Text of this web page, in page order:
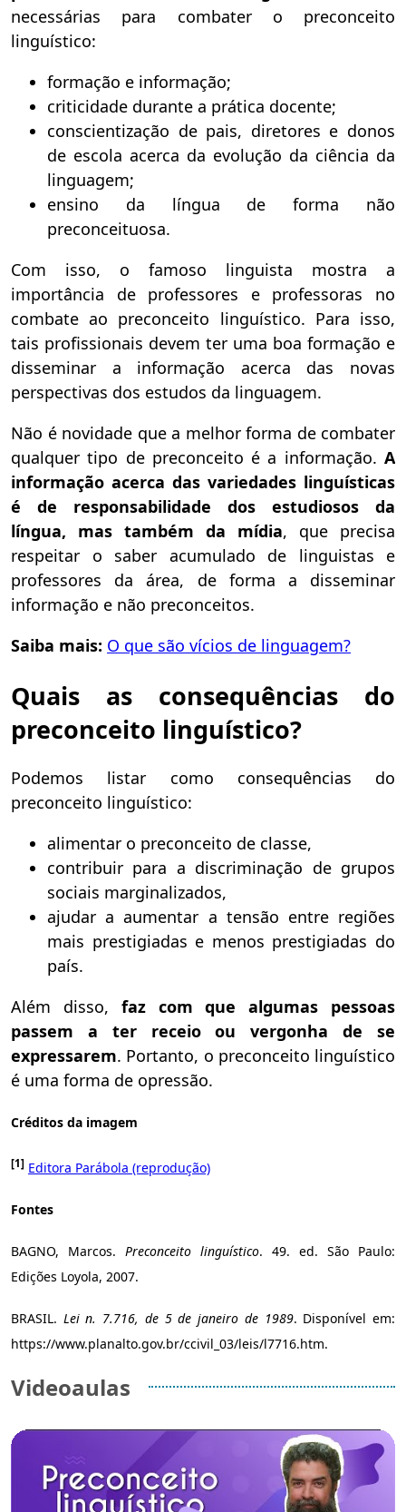
necessárias para combater o preconceito
linguístico:
formação e informação;
criticidade durante a prática docente;
conscientização de pais, diretores e donos
de escola acerca da evolução da ciência da
linguagem;
ensino da língua de forma não
preconceituosa.
Com isso, o famoso linguista mostra a
importância de professores e professoras no
combate ao preconceito linguístico. Para isso,
tais profissionais devem ter uma boa formação e
disseminar a informação acerca das novas
perspectivas dos estudos da linguagem.
Não é novidade que a melhor forma de combater
qualquer tipo de preconceito é a informação. A
informação acerca das variedades linguísticas
é de responsabilidade dos estudiosos da
língua, mas também da mídia, que precisa
respeitar o saber acumulado de linguistas e
professores da área, de forma a disseminar
informação e não preconceitos.
Saiba mais: O que são vícios de linguagem?
Quais as consequências do
preconceito linguístico?
Podemos listar como consequências do
preconceito linguístico:
alimentar o preconceito de classe,
contribuir para a discriminação de grupos
sociais marginalizados,
ajudar a aumentar a tensão entre regiões
mais prestigiadas e menos prestigiadas do
país.
Além disso, faz com que algumas pessoas
passem a ter receio ou vergonha de se
expressarem. Portanto, o preconceito linguístico
é uma forma de opressão.
Créditos da imagem
[1] Editora Parábola (reprodução)
Fontes
BAGNO, Marcos. Preconceito linguístico. 49. ed. São Paulo:
Edições Loyola, 2007.
BRASIL. Lei n. 7.716, de 5 de janeiro de 1989. Disponível em:
https://www.planalto.gov.br/ccivil_03/leis/l7716.htm.
Videoaulas